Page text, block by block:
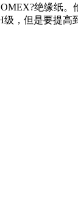
绝缘纸。
，但是要提高